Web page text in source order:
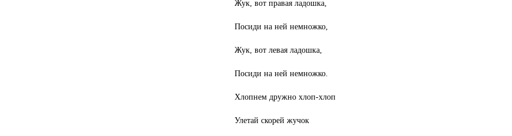
Жук, вот правая ладошка,
Посиди на ней немножко,
Жук, вот левая ладошка,
Посиди на ней немножко.
Хлопнем дружно хлоп-хлоп
Улетай скорей жучок